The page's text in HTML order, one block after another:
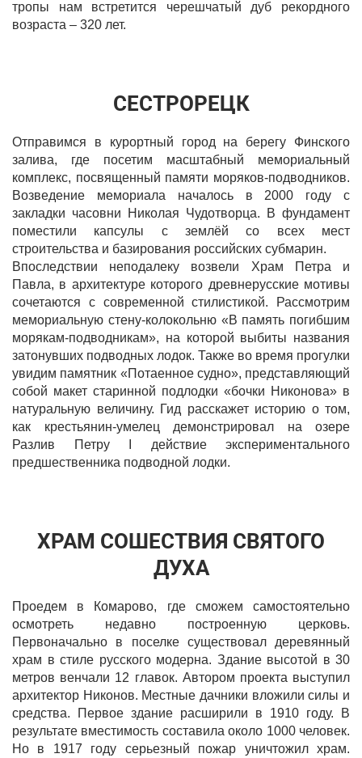
тропы нам встретится черешчатый дуб рекордного
возраста – 320 лет.
СЕСТРОРЕЦК
Отправимся в курортный город на берегу Финского
залива, где посетим масштабный мемориальный
комплекс, посвященный памяти моряков-подводников.
Возведение мемориала началось в 2000 году с
закладки часовни Николая Чудотворца. В фундамент
поместили капсулы с землёй со всех мест
строительства и базирования российских субмарин.
Впоследствии неподалеку возвели Храм Петра и
Павла, в архитектуре которого древнерусские мотивы
сочетаются с современной стилистикой. Рассмотрим
мемориальную стену-колокольню «В память погибшим
морякам-подводникам», на которой выбиты названия
затонувших подводных лодок. Также во время прогулки
увидим памятник «Потаенное судно», представляющий
собой макет старинной подлодки «бочки Никонова» в
натуральную величину. Гид расскажет историю о том,
как крестьянин-умелец демонстрировал на озере
Разлив Петру I действие экспериментального
предшественника подводной лодки.
ХРАМ СОШЕСТВИЯ СВЯТОГО
ДУХА
Проедем в Комарово, где сможем самостоятельно
осмотреть недавно построенную церковь.
Первоначально в поселке существовал деревянный
храм в стиле русского модерна. Здание высотой в 30
метров венчали 12 главок. Автором проекта выступил
архитектор Никонов. Местные дачники вложили силы и
средства. Первое здание расширили в 1910 году. В
результате вместимость составила около 1000 человек.
Но в 1917 году серьезный пожар уничтожил храм.